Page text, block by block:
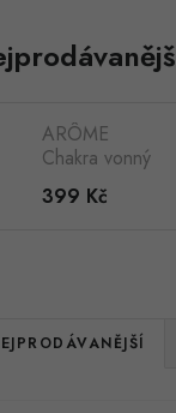
ARÔME
Chakra vonný
olej - 10 ml,
sada 7 ks
399 Kč